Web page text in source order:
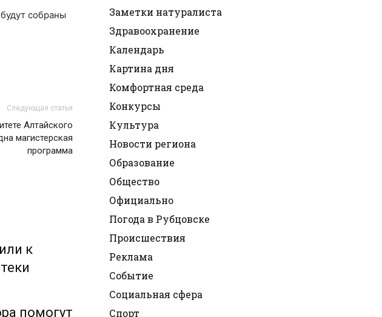
собраны
Следующая статья
Алтайского
магистерская
программа
к
помогут
Заметки натуралиста
Здравоохранение
Календарь
Картина дня
Комфортная среда
Конкурсы
Культура
Новости региона
Образование
Общество
Официально
Погода в Рубцовске
Происшествия
Реклама
Событие
Социальная сфера
Спорт